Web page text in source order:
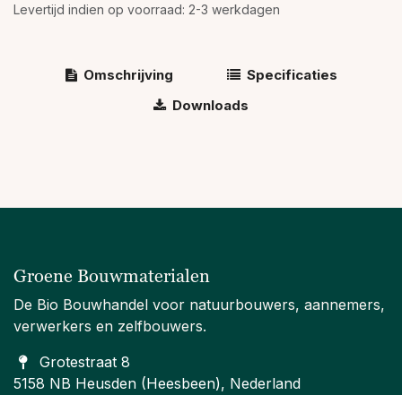
Levertijd indien op voorraad: 2-3 werkdagen
Omschrijving
Specificaties
Downloads
Groene Bouwmaterialen
De Bio Bouwhandel voor natuurbouwers, aannemers,
verwerkers en zelfbouwers.
Grotestraat 8
5158 NB Heusden (Heesbeen), Nederland